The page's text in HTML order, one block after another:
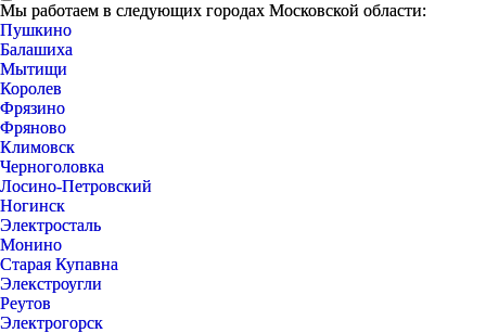
Мы работаем в следующих городах Московской области:
Пушкино
Балашиха
Мытищи
Королев
Фрязино
Фряново
Климовск
Черноголовка
Лосино-Петровский
Ногинск
Электросталь
Монино
Старая Купавна
Элекстроугли
Реутов
Электрогорск